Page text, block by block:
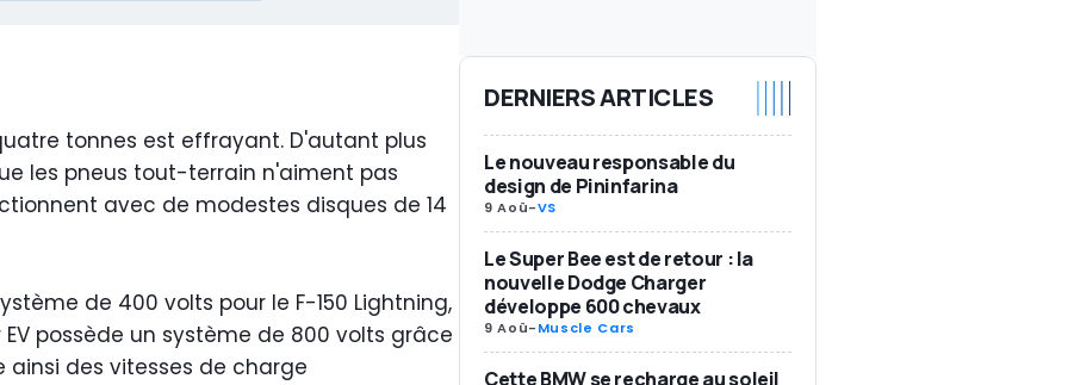
tonnes est effrayant. D'autant plus
les pneus tout-terrain n'aiment pas
avec de modestes disques de 14
de 400 volts pour le F-150 Lightning,
possède un système de 800 volts grâce
des vitesses de charge
DERNIERS ARTICLES
Le nouveau responsable du
design de Pininfarina
9 Aoû-VS
Le Super Bee est de retour : la
nouvelle Dodge Charger
développe 600 chevaux
9 Aoû-Muscle Cars
Cette BMW se recharge au soleil